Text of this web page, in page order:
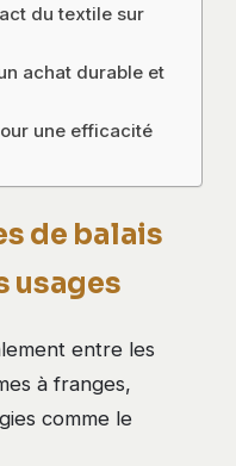
du textile sur
achat durable et
une efficacité
de balais
usages
entre les
à franges,
comme le